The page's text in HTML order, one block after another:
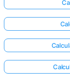
le
Posez